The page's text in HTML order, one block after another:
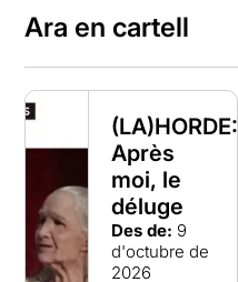
Ara en cartell
(LA)HORDE:
Après
moi, le
déluge
Des de: 9
d'octubre de
2026